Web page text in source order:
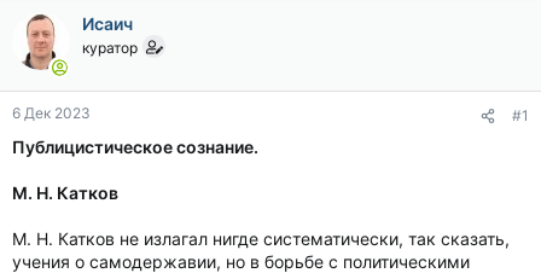
р
т
е
м
ы
а
ч
л
Исаич
куратор
6 Дек 2023 #1
Публицистическое сознание.
М. Н. Катков
М. Н. Катков не излагал нигде систематически, так сказать,
учения о самодержавии, но в борьбе с политическими